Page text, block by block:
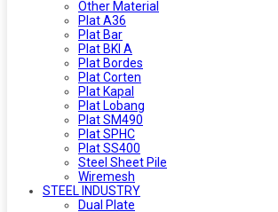
Other Material
Plat A36
Plat Bar
Plat BKI A
Plat Bordes
Plat Corten
Plat Kapal
Plat Lobang
Plat SM490
Plat SPHC
Plat SS400
Steel Sheet Pile
Wiremesh
STEEL INDUSTRY
Dual Plate